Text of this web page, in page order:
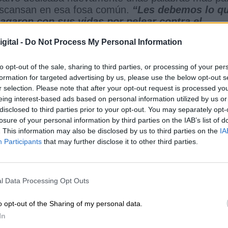
- Do Not Process My Personal Information
opt-out of the sale, sharing to third parties, or processing of your
for targeted advertising by us, please use the below opt-out
selection. Please note that after your opt-out request is processed
interest-based ads based on personal information utilized by us
to third parties prior to your opt-out. You may separately
of your personal information by third parties on the IAB’s list of
This information may also be disclosed by us to third parties on the
Participants that may further disclose it to other third parties.
Data Processing Opt Outs
opt-out of the Sharing of my personal data.
en esa fosa común. “Les debemos lo
con sus vidas por pelear contra el
democracia”
acompañada por el secretario de Estado de
y de Juan Espadas, alcalde de Sevilla, así
y el subdelegado del Gobierno en
la consejera de Cultura y Patrimonio
de trabajo, a los que se sumaron los
anunciando que el Gobierno de España
de las víctimas de la fosa de Pico de Reja, y
forma cooperativa y leal por la dignidad de
alcalde de Sevilla que ha llevado adelante con
en la fosa de “Pico de Reja”, y resaltaba
poder mirar hacia el futuro, en una gran
pasado”